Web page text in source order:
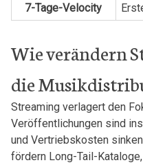
7-Tage-Velocity
Wie verändern
die
Streaming verlagert den⁤
Veröffentlichungen ⁣sind
und Vertriebskosten
fördern Long-Tail-